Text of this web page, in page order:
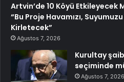
Artvin’de 10 Köyü Etkileyecek
“Bu Proje Havamızı,
Kirletecek”
Ağustos 7, 2026
Kurultay
seçiminde
Ağustos 7, 2026